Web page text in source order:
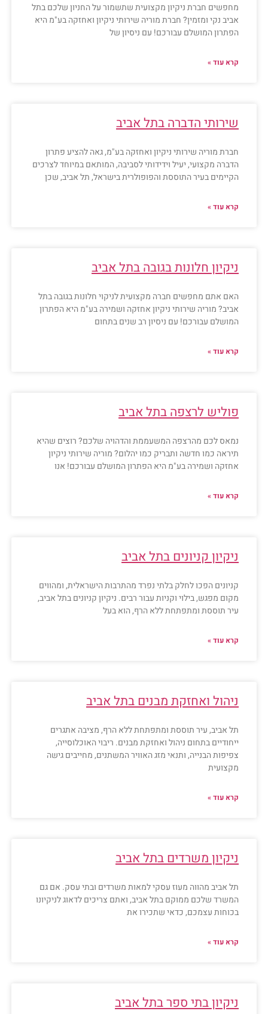
מחפשים חברת ניקיון מקצועית שתשמור על החניון שלכם בתל
אביב נקי ומזמין? חברת מוריה שירותי ניקיון ואחזקה בע"מ היא
הפתרון המושלם עבורכם! עם ניסיון של
קרא עוד »
שירותי הדברה בתל אביב
חברת מוריה שירותי ניקיון ואחזקה בע"מ, גאה להציע פתרון
הדברה מקצועי, יעיל וידידותי לסביבה, המותאם במיוחד לצרכים
הקיימים בעיר התוססת והפופולרית בישראל, תל אביב, שכן
קרא עוד »
ניקיון חלונות בגובה בתל אביב
האם אתם מחפשים חברה מקצועית לניקוי חלונות בגובה בתל
אביב? מוריה שירותי ניקיון אחזקה ושמירה בע"מ היא הפתרון
המושלם עבורכם! עם ניסיון רב שנים בתחום
קרא עוד »
פוליש לרצפה בתל אביב
נמאס לכם מהרצפה המשעממת והדהויה שלכם? רוצים שהיא
תיראה כמו חדשה ותבריק כמו יהלום? מוריה שירותי ניקיון
אחזקה ושמירה בע"מ היא הפתרון המושלם עבורכם! אנו
קרא עוד »
ניקיון קניונים בתל אביב
קניונים הפכו לחלק בלתי נפרד מהתרבות הישראלית, ומהווים
מקום מפגש, בילוי וקניות עבור רבים. ניקיון קניונים בתל אביב,
עיר תוססת ומתפתחת ללא הרף, הוא בעל
קרא עוד »
ניהול ואחזקת מבנים בתל אביב
תל אביב, עיר תוססת ומתפתחת ללא הרף, מציבה אתגרים
ייחודיים בתחום ניהול ואחזקת מבנים. ריבוי האוכלוסייה,
צפיפות הבנייה, ותנאי מזג האוויר המשתנים, מחייבים גישה
מקצועית
קרא עוד »
ניקיון משרדים בתל אביב
תל אביב מהווה מעוז עסקי למאות משרדים ובתי עסק. אם גם
המשרד שלכם ממוקם בתל אביב, ואתם צריכים לדאוג לניקיונו
בכוחות עצמכם, כדאי שתכירו את
קרא עוד »
ניקיון בתי ספר בתל אביב